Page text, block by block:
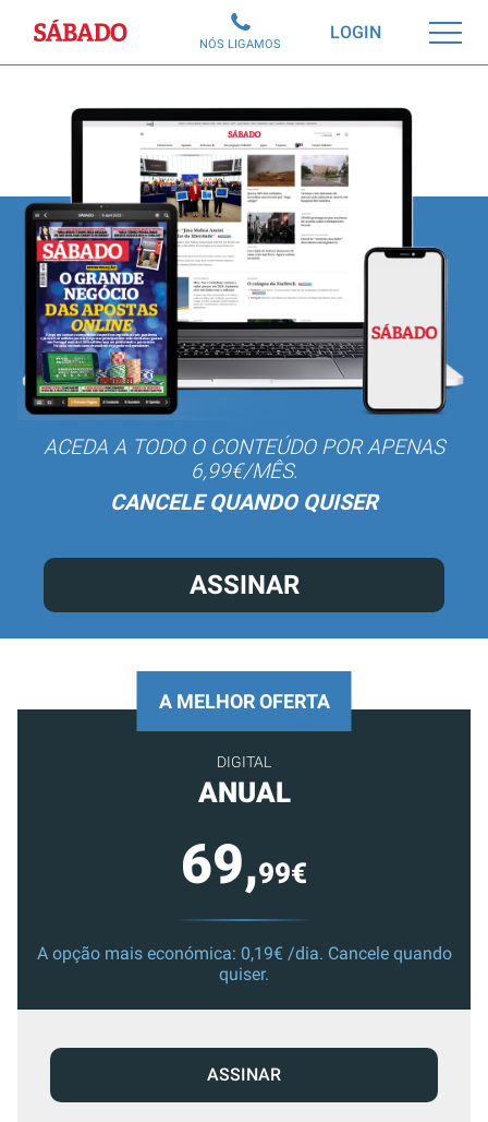
Sábado LOGIN
NÓS LIGAMOS
ACEDA A TODO O CONTEÚDO POR APENAS
6,99€/MÊS.
CANCELE QUANDO QUISER
ASSINAR
A MELHOR OFERTA
DIGITAL
ANUAL
69,99€
A opção mais económica: 0,19€ /dia. Cancele quando
quiser.
ASSINAR